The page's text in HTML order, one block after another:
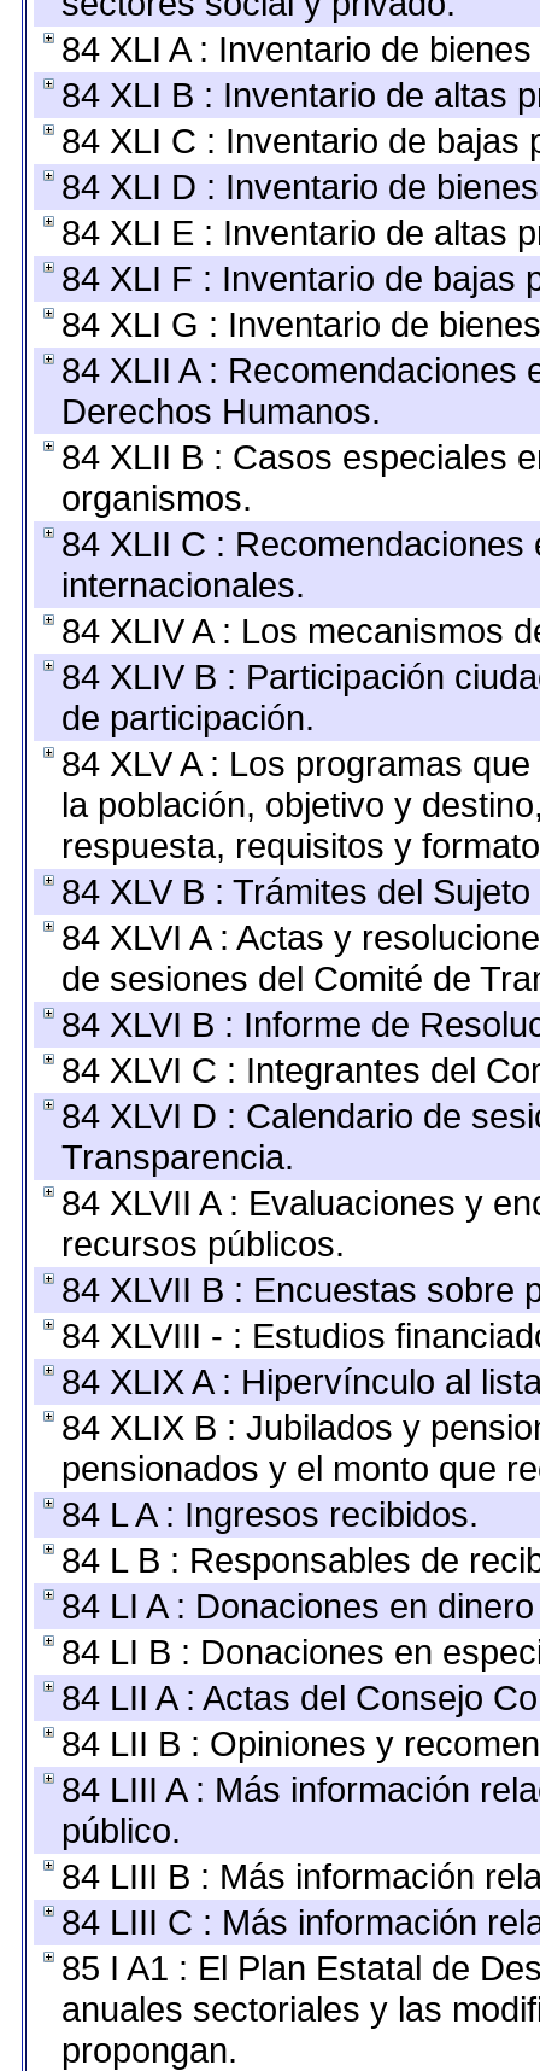
84 XLI A : Inventario de
84 XLI B : Inventario de altas
84 XLI C : Inventario de bajas
84 XLI D : Inventario de
84 XLI E : Inventario de altas
84 XLI F : Inventario de bajas
84 XLI G : Inventario de
84 XLII A : Recomendaciones
Derechos Humanos.
84 XLII B : Casos especiales
organismos.
84 XLII C :
internacionales.
84 XLIV A : Los mecanismos
84 XLIV B : Participación
de participación.
84 XLV A : Los programas
la población, objetivo y
respuesta, requisitos y
84 XLV B : Trámites del
84 XLVI A : Actas y
de sesiones del Comité de
84 XLVI B : Informe de
84 XLVI C : Integrantes del
84 XLVI D : Calendario de
Transparencia.
84 XLVII A : Evaluaciones y
recursos públicos.
84 XLVII B : Encuestas sobre
84 XLVIII - : Estudios
84 XLIX A : Hipervínculo al
84 XLIX B : Jubilados y
pensionados y el monto que
84 L A : Ingresos recibidos.
84 L B : Responsables de
84 LI A : Donaciones en
84 LI B : Donaciones en
84 LII A : Actas del Consejo
84 LII B : Opiniones y
84 LIII A : Más información
público.
84 LIII B : Más información
84 LIII C : Más información
85 I A1 : El Plan Estatal de
anuales sectoriales y las
propongan.